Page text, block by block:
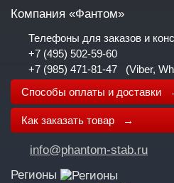
Компания «Фантом»
Телефоны для заказов и
+7 (495) 502-59-60
+7 (985) 471-81-47 (Viber,
Способы оплаты и доставки
Как заказать товар →
info@phantom-stab.ru
Регионы